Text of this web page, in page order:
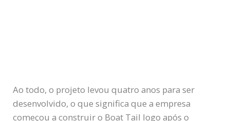
Ao todo, o projeto levou quatro anos para ser
desenvolvido, o que significa que a empresa
começou a construir o Boat Tail logo após o